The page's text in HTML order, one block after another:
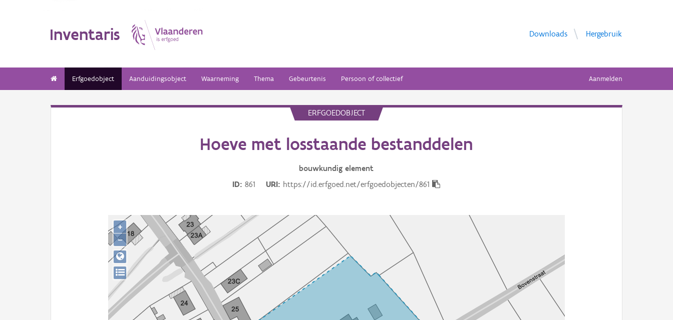
Inventaris Downloads Hergebruik
Erfgoedobject Aanduidingsobject Waarneming Thema Gebeurtenis Persoon of collectief Aanmelden
ERFGOEDOBJECT
Hoeve met losstaande bestanddelen
bouwkundig element
ID
861 URI https://id.erfgoed.net/erfgoedobjecten/861
+
−